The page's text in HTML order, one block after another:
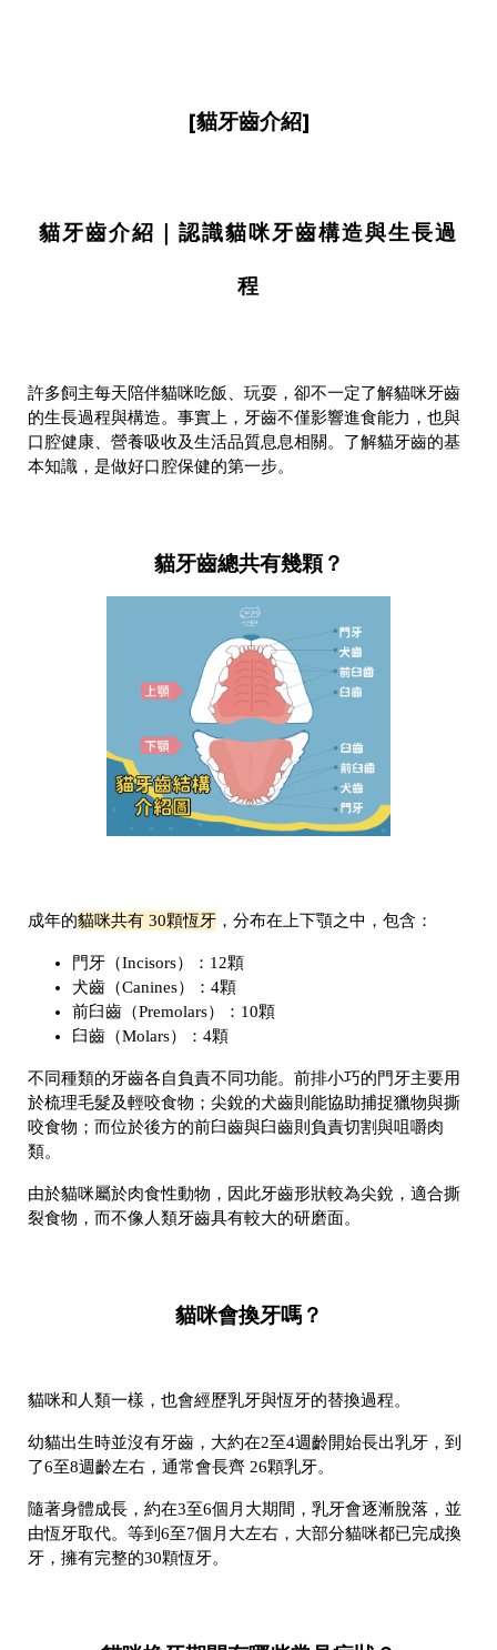
[貓牙齒介紹]
貓牙齒介紹｜認識貓咪牙齒構造與生長過
程
許多飼主每天陪伴貓咪吃飯、玩耍，卻不一定了解貓咪牙齒
的生長過程與構造。事實上，牙齒不僅影響進食能力，也與
口腔健康、營養吸收及生活品質息息相關。了解貓牙齒的基
本知識，是做好口腔保健的第一步。
貓牙齒總共有幾顆？
成年的貓咪共有 30顆恆牙 ，分布在上下顎之中，包含：
門牙（Incisors）：12顆
犬齒（Canines）：4顆
前臼齒（Premolars）：10顆
臼齒（Molars）：4顆
不同種類的牙齒各自負責不同功能。前排小巧的門牙主要用
於梳理毛髮及輕咬食物；尖銳的犬齒則能協助捕捉獵物與撕
咬食物；而位於後方的前臼齒與臼齒則負責切割與咀嚼肉
類。
由於貓咪屬於肉食性動物，因此牙齒形狀較為尖銳，適合撕
裂食物，而不像人類牙齒具有較大的研磨面。
貓咪會換牙嗎？
貓咪和人類一樣，也會經歷乳牙與恆牙的替換過程。
幼貓出生時並沒有牙齒，大約在2至4週齡開始長出乳牙，到
了6至8週齡左右，通常會長齊 26顆乳牙。
隨著身體成長，約在3至6個月大期間，乳牙會逐漸脫落，並
由恆牙取代。等到6至7個月大左右，大部分貓咪都已完成換
牙，擁有完整的30顆恆牙。